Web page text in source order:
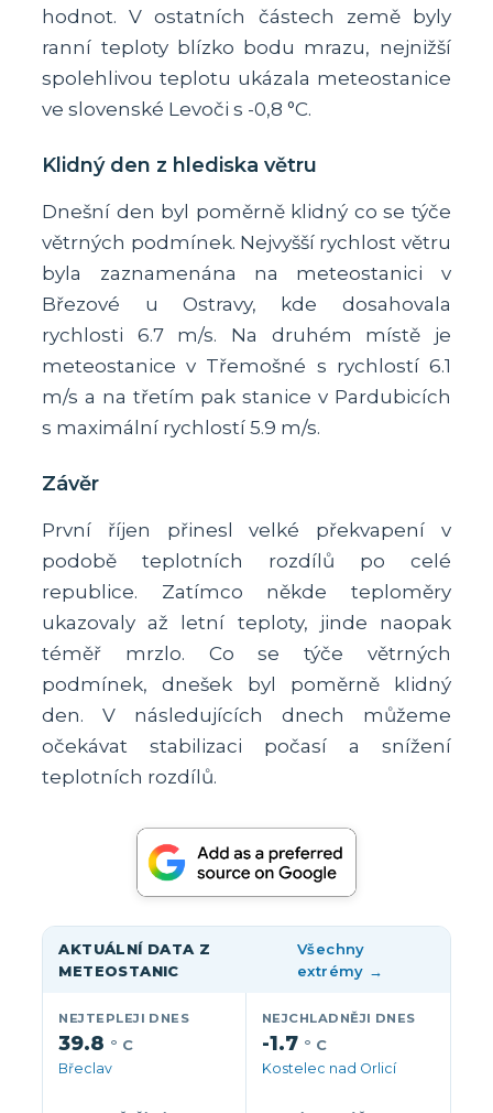
hodnot. V ostatních částech země byly
ranní teploty blízko bodu mrazu, nejnižší
spolehlivou teplotu ukázala meteostanice
ve slovenské Levoči s -0,8 °C.
Klidný den z hlediska větru
Dnešní den byl poměrně klidný co se týče
větrných podmínek. Nejvyšší rychlost větru
byla zaznamenána na meteostanici v
Březové u Ostravy, kde dosahovala
rychlosti 6.7 m/s. Na druhém místě je
meteostanice v Třemošné s rychlostí 6.1
m/s a na třetím pak stanice v Pardubicích
s maximální rychlostí 5.9 m/s.
Závěr
První říjen přinesl velké překvapení v
podobě teplotních rozdílů po celé
republice. Zatímco někde teploměry
ukazovaly až letní teploty, jinde naopak
téměř mrzlo. Co se týče větrných
podmínek, dnešek byl poměrně klidný
den. V následujících dnech můžeme
očekávat stabilizaci počasí a snížení
teplotních rozdílů.
AKTUÁLNÍ DATA Z
METEOSTANIC
Všechny
extrémy →
NEJTEPLEJI DNES
39.8 ° C
Břeclav
NEJCHLADNĚJI DNES
-1.7 ° C
Kostelec nad Orlicí